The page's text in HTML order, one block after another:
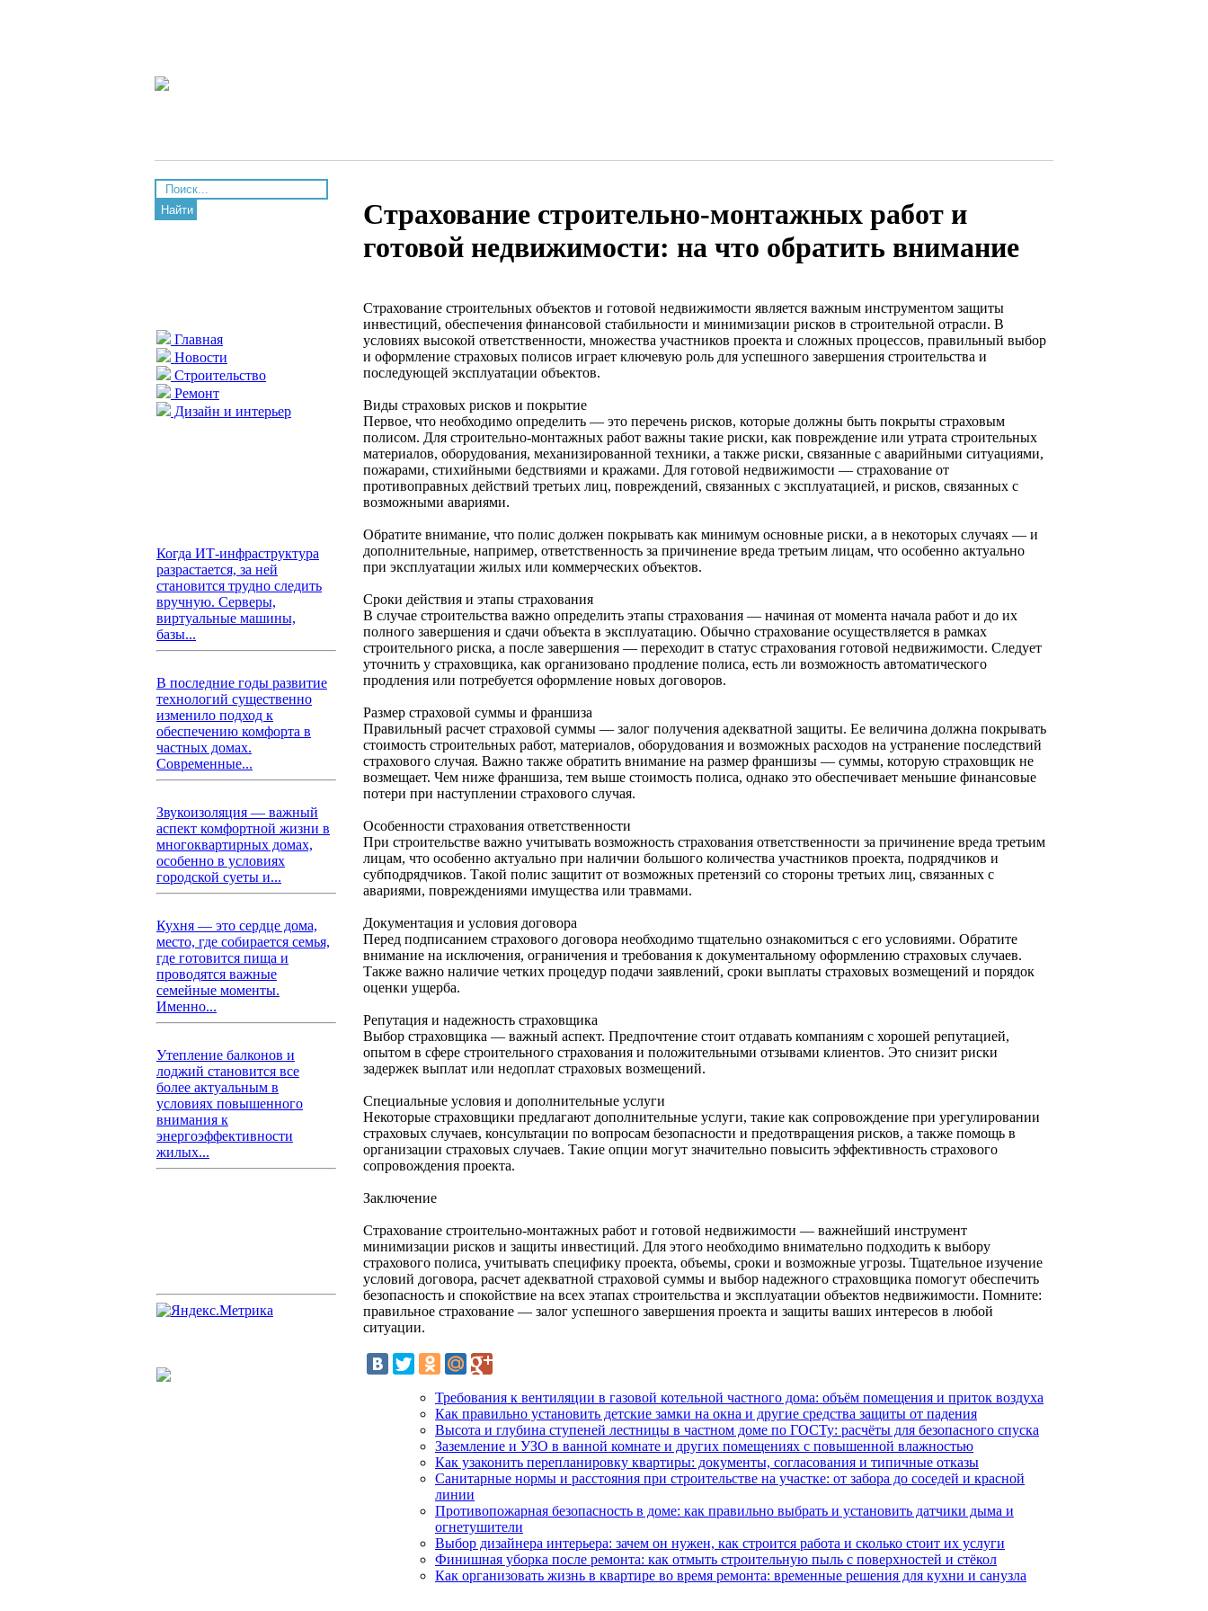
Найти
Главная
Новости
Строительство
Ремонт
Дизайн и интерьер
Когда ИТ-инфраструктура
разрастается, за ней
становится трудно следить
вручную. Серверы,
виртуальные машины,
базы...
В последние годы развитие
технологий существенно
изменило подход к
обеспечению комфорта в
частных домах.
Современные...
Звукоизоляция — важный
аспект комфортной жизни в
многоквартирных домах,
особенно в условиях
городской суеты и...
Кухня — это сердце дома,
место, где собирается семья,
где готовится пища и
проводятся важные
семейные моменты.
Именно...
Утепление балконов и
лоджий становится все
более актуальным в
условиях повышенного
внимания к
энергоэффективности
жилых...
Страхование строительно-монтажных работ и
готовой недвижимости: на что обратить внимание
Страхование строительных объектов и готовой недвижимости является важным инструментом защиты
инвестиций, обеспечения финансовой стабильности и минимизации рисков в строительной отрасли. В
условиях высокой ответственности, множества участников проекта и сложных процессов, правильный выбор
и оформление страховых полисов играет ключевую роль для успешного завершения строительства и
последующей эксплуатации объектов.
Виды страховых рисков и покрытие
Первое, что необходимо определить — это перечень рисков, которые должны быть покрыты страховым
полисом. Для строительно-монтажных работ важны такие риски, как повреждение или утрата строительных
материалов, оборудования, механизированной техники, а также риски, связанные с аварийными ситуациями,
пожарами, стихийными бедствиями и кражами. Для готовой недвижимости — страхование от
противоправных действий третьих лиц, повреждений, связанных с эксплуатацией, и рисков, связанных с
возможными авариями.
Обратите внимание, что полис должен покрывать как минимум основные риски, а в некоторых случаях — и
дополнительные, например, ответственность за причинение вреда третьим лицам, что особенно актуально
при эксплуатации жилых или коммерческих объектов.
Сроки действия и этапы страхования
В случае строительства важно определить этапы страхования — начиная от момента начала работ и до их
полного завершения и сдачи объекта в эксплуатацию. Обычно страхование осуществляется в рамках
строительного риска, а после завершения — переходит в статус страхования готовой недвижимости. Следует
уточнить у страховщика, как организовано продление полиса, есть ли возможность автоматического
продления или потребуется оформление новых договоров.
Размер страховой суммы и франшиза
Правильный расчет страховой суммы — залог получения адекватной защиты. Ее величина должна покрывать
стоимость строительных работ, материалов, оборудования и возможных расходов на устранение последствий
страхового случая. Важно также обратить внимание на размер франшизы — суммы, которую страховщик не
возмещает. Чем ниже франшиза, тем выше стоимость полиса, однако это обеспечивает меньшие финансовые
потери при наступлении страхового случая.
Особенности страхования ответственности
При строительстве важно учитывать возможность страхования ответственности за причинение вреда третьим
лицам, что особенно актуально при наличии большого количества участников проекта, подрядчиков и
субподрядчиков. Такой полис защитит от возможных претензий со стороны третьих лиц, связанных с
авариями, повреждениями имущества или травмами.
Документация и условия договора
Перед подписанием страхового договора необходимо тщательно ознакомиться с его условиями. Обратите
внимание на исключения, ограничения и требования к документальному оформлению страховых случаев.
Также важно наличие четких процедур подачи заявлений, сроки выплаты страховых возмещений и порядок
оценки ущерба.
Репутация и надежность страховщика
Выбор страховщика — важный аспект. Предпочтение стоит отдавать компаниям с хорошей репутацией,
опытом в сфере строительного страхования и положительными отзывами клиентов. Это снизит риски
задержек выплат или недоплат страховых возмещений.
Специальные условия и дополнительные услуги
Некоторые страховщики предлагают дополнительные услуги, такие как сопровождение при урегулировании
страховых случаев, консультации по вопросам безопасности и предотвращения рисков, а также помощь в
организации страховых случаев. Такие опции могут значительно повысить эффективность страхового
сопровождения проекта.
Заключение
Страхование строительно-монтажных работ и готовой недвижимости — важнейший инструмент
минимизации рисков и защиты инвестиций. Для этого необходимо внимательно подходить к выбору
страхового полиса, учитывать специфику проекта, объемы, сроки и возможные угрозы. Тщательное изучение
условий договора, расчет адекватной страховой суммы и выбор надежного страховщика помогут обеспечить
безопасность и спокойствие на всех этапах строительства и эксплуатации объектов недвижимости. Помните:
правильное страхование — залог успешного завершения проекта и защиты ваших интересов в любой
ситуации.
Требования к вентиляции в газовой котельной частного дома: объём помещения и приток воздуха
Как правильно установить детские замки на окна и другие средства защиты от падения
Высота и глубина ступеней лестницы в частном доме по ГОСТу: расчёты для безопасного спуска
Заземление и УЗО в ванной комнате и других помещениях с повышенной влажностью
Как узаконить перепланировку квартиры: документы, согласования и типичные отказы
Санитарные нормы и расстояния при строительстве на участке: от забора до соседей и красной
линии
Противопожарная безопасность в доме: как правильно выбрать и установить датчики дыма и
огнетушители
Выбор дизайнера интерьера: зачем он нужен, как строится работа и сколько стоит их услуги
Финишная уборка после ремонта: как отмыть строительную пыль с поверхностей и стёкол
Как организовать жизнь в квартире во время ремонта: временные решения для кухни и санузла